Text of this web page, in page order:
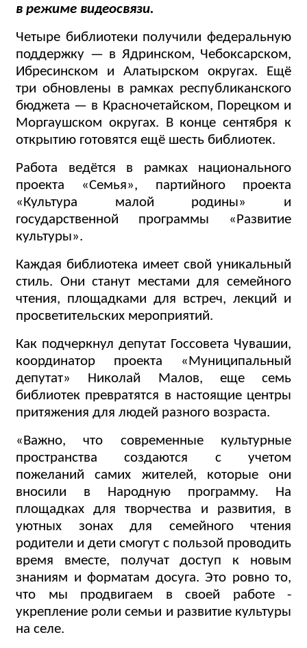
в режиме видеосвязи.
Четыре библиотеки получили федеральную
поддержку — в Ядринском, Чебоксарском,
Ибресинском и Алатырском округах. Ещё
три обновлены в рамках республиканского
бюджета — в Красночетайском, Порецком и
Моргаушском округах. В конце сентября к
открытию готовятся ещё шесть библиотек.
Работа ведётся в рамках национального
проекта «Семья», партийного проекта
«Культура малой родины» и
государственной программы «Развитие
культуры».
Каждая библиотека имеет свой уникальный
стиль. Они станут местами для семейного
чтения, площадками для встреч, лекций и
просветительских мероприятий.
Как подчеркнул депутат Госсовета Чувашии,
координатор проекта «Муниципальный
депутат» Николай Малов, еще семь
библиотек превратятся в настоящие центры
притяжения для людей разного возраста.
«Важно, что современные культурные
пространства создаются с учетом
пожеланий самих жителей, которые они
вносили в Народную программу. На
площадках для творчества и развития, в
уютных зонах для семейного чтения
родители и дети смогут с пользой проводить
время вместе, получат доступ к новым
знаниям и форматам досуга. Это ровно то,
что мы продвигаем в своей работе -
укрепление роли семьи и развитие культуры
на селе.